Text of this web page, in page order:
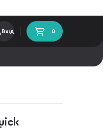
Вхід 0